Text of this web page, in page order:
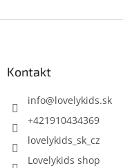
Kontakt
info@lovelykids.sk
+421910434369
lovelykids_sk_cz
Lovelykids shop